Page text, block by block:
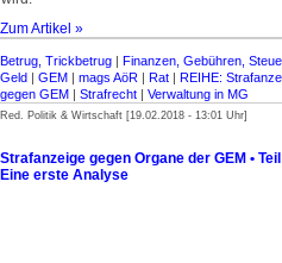
Zum Artikel »
Betrug, Trickbetrug | Finanzen, Gebühren,
Geld | GEM | mags AöR | Rat | REIHE:
gegen GEM | Strafrecht | Verwaltung in MG
Red. Politik & Wirtschaft [19.02.2018 - 13:01 Uhr]
Strafanzeige gegen Organe der GEM • Teil
Eine erste Analyse